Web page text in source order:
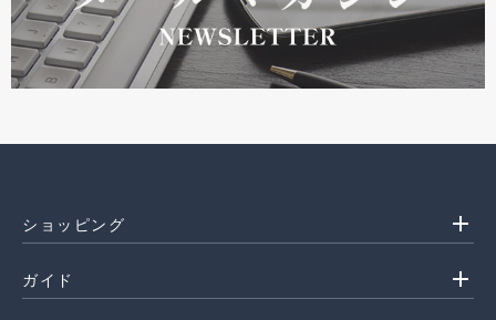
ショッピング add
ガイド add